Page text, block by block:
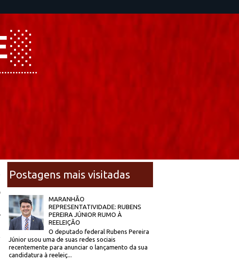
Postagens mais visitadas
MARANHÃO
REPRESENTATIVIDADE: RUBENS
PEREIRA JÚNIOR RUMO À
REELEIÇÃO
O deputado federal Rubens Pereira
Júnior usou uma de suas redes sociais
recentemente para anunciar o lançamento da sua
candidatura à reeleiç...